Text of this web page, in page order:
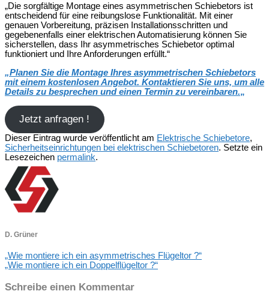
„Die sorgfältige Montage eines asymmetrischen Schiebetors ist
entscheidend für eine reibungslose Funktionalität. Mit einer
genauen Vorbereitung, präzisen Installationsschritten und
gegebenenfalls einer elektrischen Automatisierung können Sie
sicherstellen, dass Ihr asymmetrisches Schiebetor optimal
funktioniert und Ihre Anforderungen erfüllt.“
„Planen Sie die Montage Ihres asymmetrischen Schiebetors
mit einem kostenlosen Angebot. Kontaktieren Sie uns, um alle
Details zu besprechen und einen Termin zu vereinbaren.„
Jetzt anfragen !
Dieser Eintrag wurde veröffentlicht am Elektrische Schiebetore,
Sicherheitseinrichtungen bei elektrischen Schiebetoren. Setzte ein
Lesezeichen permalink.
D. Grüner
„Wie montiere ich ein asymmetrisches Flügeltor ?“
„Wie montiere ich ein Doppelflügeltor ?“
Schreibe einen Kommentar